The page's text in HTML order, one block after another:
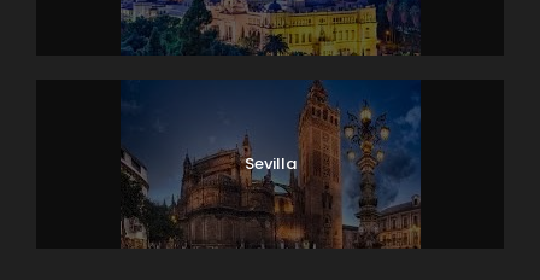
Sevilla